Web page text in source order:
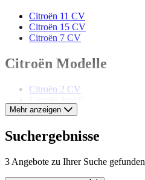
Citroën 11 CV
Citroën 15 CV
Citroën 7 CV
Citroën Modelle
Citroën 2 CV
Citroën AX
Citroën CX
Citroën DS
Citroën ID
Citroën Méhari
Mehr anzeigen
Suchergebnisse
3 Angebote zu Ihrer Suche gefunden